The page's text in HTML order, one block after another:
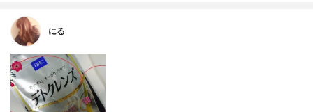
にる